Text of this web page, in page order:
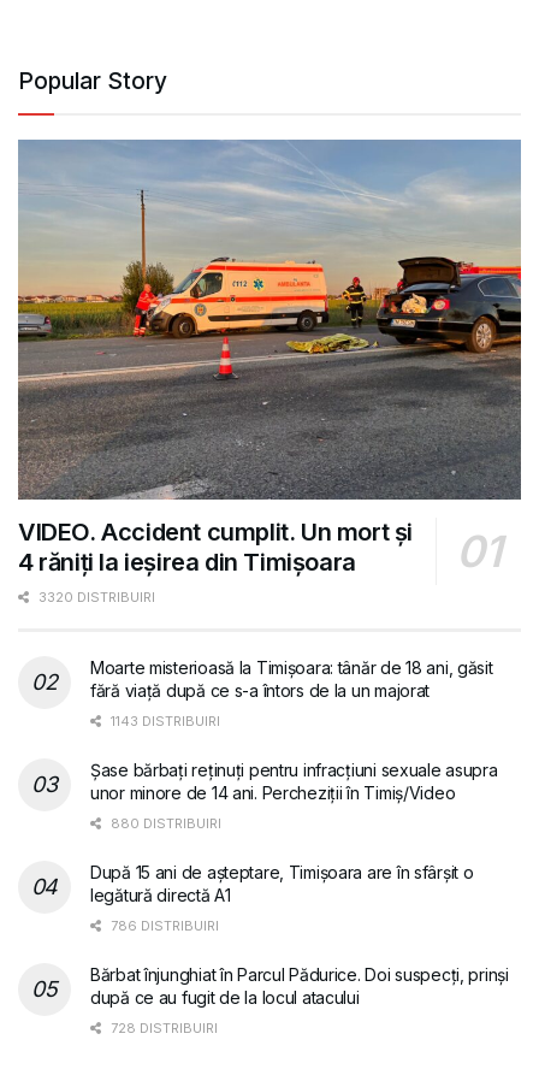
Popular Story
VIDEO. Accident cumplit. Un mort și
4 răniți la ieșirea din Timișoara
3320 DISTRIBUIRI
Moarte misterioasă la Timișoara: tânăr de 18 ani, găsit
fără viață după ce s-a întors de la un majorat
1143 DISTRIBUIRI
Șase bărbați reținuți pentru infracțiuni sexuale asupra
unor minore de 14 ani. Percheziții în Timiș/Video
880 DISTRIBUIRI
După 15 ani de așteptare, Timișoara are în sfârșit o
legătură directă A1
786 DISTRIBUIRI
Bărbat înjunghiat în Parcul Pădurice. Doi suspecți, prinși
după ce au fugit de la locul atacului
728 DISTRIBUIRI